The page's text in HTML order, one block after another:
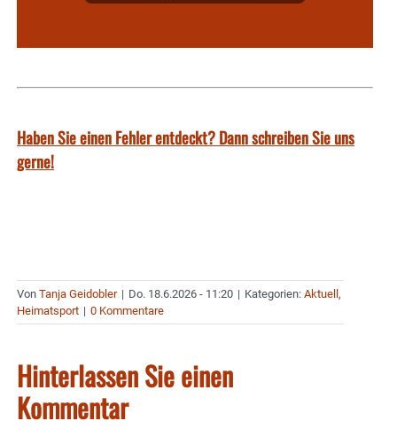
Haben Sie einen Fehler entdeckt? Dann schreiben Sie uns
gerne!
Von Tanja Geidobler | Do. 18.6.2026 - 11:20 | Kategorien: Aktuell ,
Heimatsport | 0 Kommentare
Hinterlassen Sie einen
Kommentar